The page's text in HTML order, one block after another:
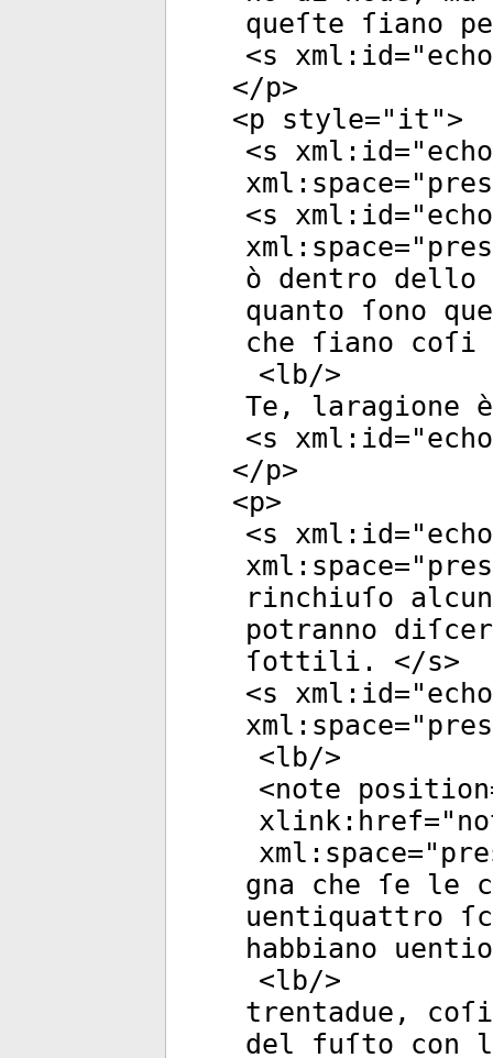
queſte ſiano
<s xml:id="
</p>
<p style=" it ">
<s xml:id="
xml:space="
<s xml:id="
xml:space="
ò dentro dello
quanto ſono
che ſiano coſi
<lb/>
Te, laragione
<s xml:id="
</p>
<p>
<s xml:id="
xml:space="
rinchiuſo
potranno
ſottili. </s>
<s xml:id="
xml:space="
<lb/>
<note position
xlink:href="
xml:space="
gna che ſe le
uentiquattro
habbiano
<lb/>
trentadue,
del fuſto con